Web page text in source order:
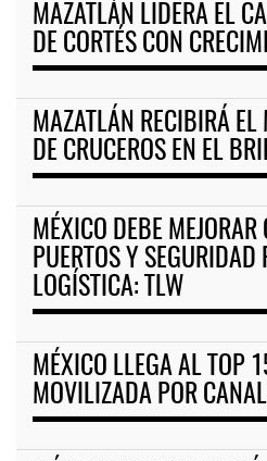
MAZATLÁN LIDERA EL
DE CORTÉS CON
MAZATLÁN RECIBIRÁ EL
DE CRUCEROS EN EL
MÉXICO DEBE MEJORAR
PUERTOS Y SEGURIDAD
LOGÍSTICA: TLW
MÉXICO LLEGA AL TOP
MOVILIZADA POR